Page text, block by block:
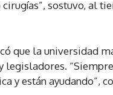
sostuvo, al
que la universidad
legisladores.
y están ayudando”,